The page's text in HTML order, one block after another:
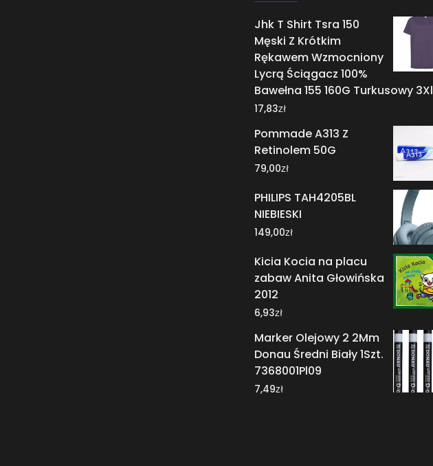
Jhk T Shirt Tsra 150
Męski Z Krótkim
Rękawem Wzmocniony
Lycrą Ściągacz 100%
Bawełna 155 160G Turkusowy 3Xl
17,83zł
Pommade A313 Z
Retinolem 50G
79,00zł
PHILIPS TAH4205BL
NIEBIESKI
149,00zł
Kicia Kocia na placu
zabaw Anita Głowińska
2012
6,93zł
Marker Olejowy 2 2Mm
Donau Średni Biały 1Szt.
7368001Pl09
7,49zł